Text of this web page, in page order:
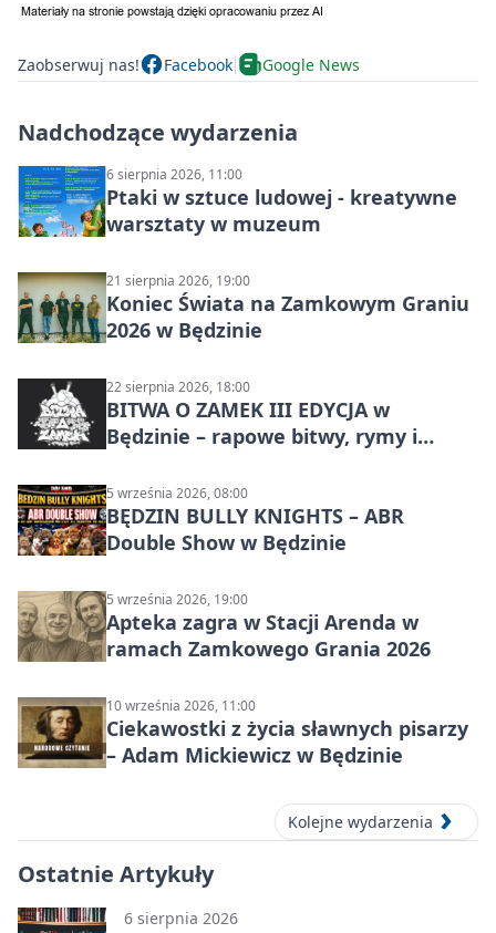
Zaobserwuj nas! Facebook Google News
Nadchodzące wydarzenia
6 sierpnia 2026, 11:00
Ptaki w sztuce ludowej - kreatywne
warsztaty w muzeum
21 sierpnia 2026, 19:00
Koniec Świata na Zamkowym Graniu
2026 w Będzinie
22 sierpnia 2026, 18:00
BITWA O ZAMEK III EDYCJA w
Będzinie – rapowe bitwy, rymy i
5 września 2026, 08:00
BĘDZIN BULLY KNIGHTS – ABR
Double Show w Będzinie
5 września 2026, 19:00
Apteka zagra w Stacji Arenda w
ramach Zamkowego Grania 2026
10 września 2026, 11:00
Ciekawostki z życia sławnych pisarzy
– Adam Mickiewicz w Będzinie
Kolejne wydarzenia
Ostatnie Artykuły
6 sierpnia 2026